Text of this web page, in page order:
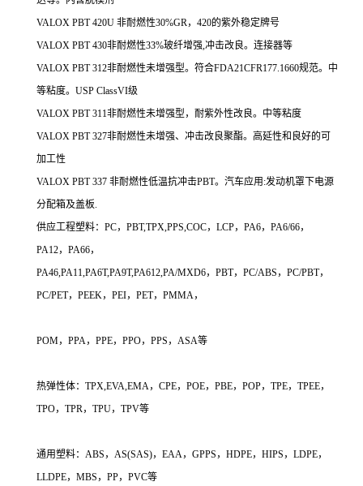
VALOX PBT 420U 非耐燃性30%GR，420的紫外稳定牌号
VALOX PBT 430非耐燃性33%玻纤增强,冲击改良。连接器等
VALOX PBT 312非耐燃性未增强型。符合FDA21CFR177.1660规范。中
等粘度。USP ClassVI级
VALOX PBT 311非耐燃性未增强型，耐紫外性改良。中等粘度
VALOX PBT 327非耐燃性未增强、冲击改良聚酯。高延性和良好的可
加工性
VALOX PBT 337 非耐燃性低温抗冲击PBT。汽车应用:发动机罩下电源
分配箱及盖板.
供应工程塑料：PC，PBT,TPX,PPS,COC，LCP，PA6，PA6/66，
PA12，PA66，
PA46,PA11,PA6T,PA9T,PA612,PA/MXD6，PBT，PC/ABS，PC/PBT，
PC/PET，PEEK，PEI，PET，PMMA，
POM，PPA，PPE，PPO，PPS，ASA等
热弹性体：TPX,EVA,EMA，CPE，POE，PBE，POP，TPE，TPEE，
TPO，TPR，TPU，TPV等
通用塑料：ABS，AS(SAS)，EAA，GPPS，HDPE，HIPS，LDPE，
LLDPE，MBS，PP，PVC等